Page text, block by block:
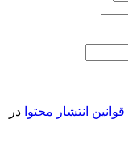
قوانین انتشار محتوا در